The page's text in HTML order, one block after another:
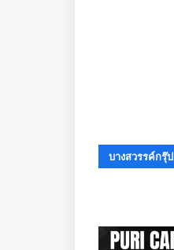
บางสวรรค์กรุ๊ป